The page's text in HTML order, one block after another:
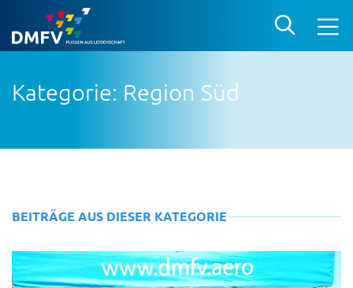
Kategorie: Region Süd
BEITRÄGE AUS DIESER KATEGORIE